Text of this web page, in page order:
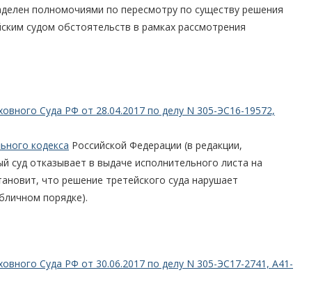
полномочиями по пересмотру по существу решения
судом обстоятельств в рамках рассмотрения
Суда РФ от 28.04.2017 по делу N 305-ЭС16-19572,
кодекса Российской Федерации (в редакции,
отказывает в выдаче исполнительного листа на
что решение третейского суда нарушает
порядке).
Суда РФ от 30.06.2017 по делу N 305-ЭС17-2741, А41-